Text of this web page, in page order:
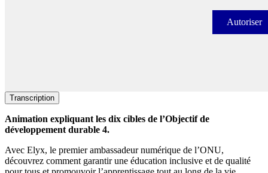
Autoriser
Transcription
Animation expliquant les dix cibles de l’Objectif de
développement durable 4.
Avec Elyx, le premier ambassadeur numérique de l’ONU,
découvrez comment garantir une éducation inclusive et de qualité